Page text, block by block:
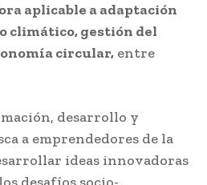
aplicable a adaptación
climático, gestión del
circular, entre
desarrollo y
a emprendedores de la
ideas innovadoras